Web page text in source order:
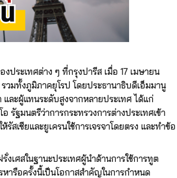
งประเทศต่าง ๆ ที่กรุงปารีส เมื่อ 17 เมษายน
วมทั้งภูมิภาคยุโรป โดยประธานาธิบดีเอ็มมานู
ละผู้แทนระดับสูงจากหลายประเทศ ได้แก่
รัฐมนตรีว่าการกระทรวงการต่างประเทศเข้า
เซียและยูเครนใช้การเจรจาโดยตรง และทำข้อ
เศสในฐานะประเทศผู้นำด้านการใช้การทูต
ารือครั้งนี้เป็นโอกาสสำคัญในการกำหนด